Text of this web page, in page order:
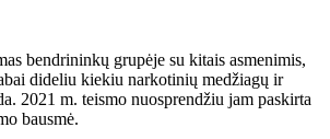
bendrininkų grupėje su kitais asmenimis,
dideliu kiekiu narkotinių medžiagų ir
2021 m. teismo nuosprendžiu jam paskirta
bausmė.